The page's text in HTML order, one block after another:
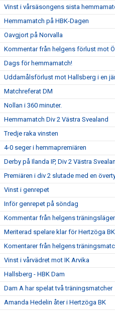
Vinst i vårsäsongens sista
Hemmamatch på HBK-Dagen
Oavgjort på Norvalla
Kommentar från helgens förlust mot
Dags för hemmamatch!
Uddamålsförlust mot Hallsberg i en
Matchreferat DM
Nollan i 360 minuter.
Hemmamatch Div 2 Västra Svealand
Tredje raka vinsten
4-0 seger i hemmapremiären
Derby på Ilanda IP, Div 2 Västra
Premiären i div 2 slutade med en
Vinst i genrepet
Inför genrepet på söndag
Kommentar från helgens
Meriterad spelare klar för Hertzöga
Komentarer från helgens
Vinst i vårvädret mot IK Arvika
Hallsberg - HBK Dam
Dam A har spelat två träningsmatcher
Amanda Hedelin åter i Hertzöga BK